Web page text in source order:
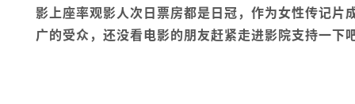
影上座率观影人次日票房都是日冠，作为女性传记
广的受众，还没看电影的朋友赶紧走进影院支持一下